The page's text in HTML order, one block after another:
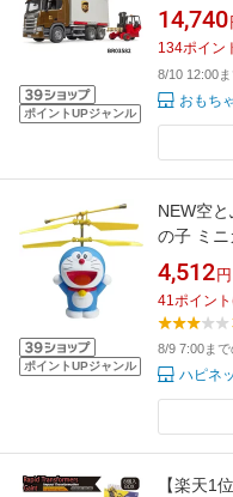
ポイントUPジャンル
もちゃ 知
4歳 5歳
ツ製 くる
プレゼン
14,740
134ポイン
8/10 12:00
おもち
ポイントUPジャンル
NEW空
の子 ミ
4,512 円
41ポイント
8/9 7:00ま
ハピネ
【楽天1